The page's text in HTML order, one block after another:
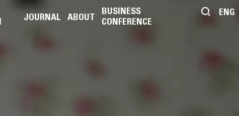
ENG
JOURNAL ABOUT
BUSINESS
CONFERENCE